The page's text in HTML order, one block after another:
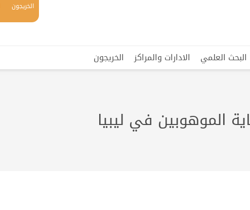
الخريجون
البحث العلمي الادارات والمراكز الخريجون
الموهوبين في ليبيا